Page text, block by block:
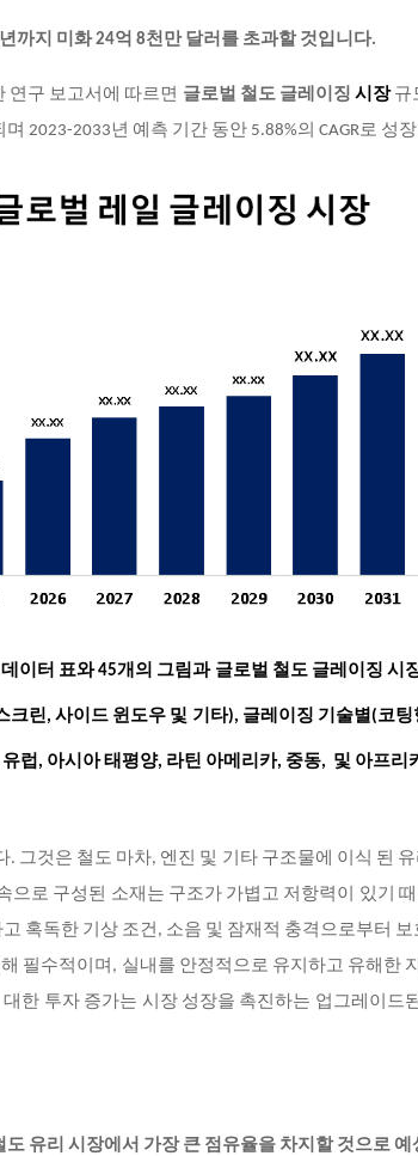
까지 미화 24억 8천만 달러를 초과할 것입니다.
연구 보고서에 따르면 글로벌 철도 글레이징 시장 규
2023-2033년 예측 기간 동안 5.88%의 CAGR로
이터 표와 45개의 그림과 글로벌 철도 글레이징 시
크린, 사이드 윈도우 및 기타), 글레이징 기술별(코
럽, 아시아 태평양, 라틴 아메리카, 중동, 및 아프리
그것은 철도 마차, 엔진 및 기타 구조물에 이식 된
으로 구성된 소재는 구조가 가볍고 저항력이 있기
혹독한 기상 조건, 소음 및 잠재적 충격으로부터
필수적이며, 실내를 안정적으로 유지하고 유해한
한 투자 증가는 시장 성장을 촉진하는 업그레이드
도 유리 시장에서 가장 큰 점유율을 차지할 것으로